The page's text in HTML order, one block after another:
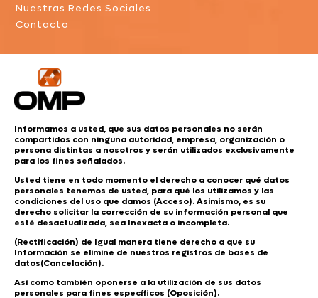
Nuestras Redes Sociales
Contacto
Informamos a usted, que sus datos personales no serán
compartidos con ninguna autoridad, empresa, organización o
persona distintas a nosotros y serán utilizados exclusivamente
para los fines señalados.
Usted tiene en todo momento el derecho a conocer qué datos
personales tenemos de usted, para qué los utilizamos y las
condiciones del uso que damos (Acceso). Asimismo, es su
derecho solicitar la corrección de su información personal que
esté desactualizada, sea Inexacta o incompleta.
(Rectificación) de Igual manera tiene derecho a que su
Información se elimine de nuestros registros de bases de
datos(Cancelación).
Así como también oponerse a la utilización de sus datos
personales para fines específicos (Oposición).